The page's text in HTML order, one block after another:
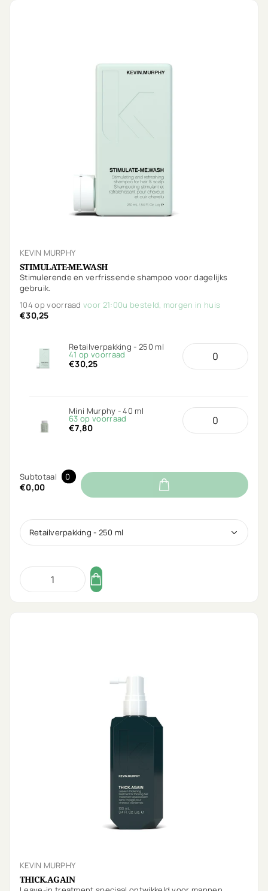
KEVIN MURPHY
STIMULATE-ME.WASH
Stimulerende en verfrissende shampoo voor dagelijks
gebruik.
104 op voorraadvoor 21:00u besteld, morgen in huis
€30,25
Retailverpakking - 250 ml
41 op voorraad
€30,25
Mini Murphy - 40 ml
63 op voorraad
€7,80
Subtotaal 0
€0,00
KEVIN MURPHY
THICK.AGAIN